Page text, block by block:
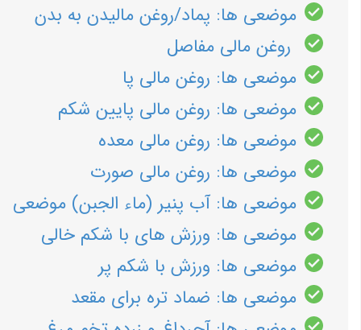
موضعی ها: پماد/روغن مالیدن به بدن
روغن مالی مفاصل
موضعی ها: روغن مالی پا
موضعی ها: روغن مالی پایین شکم
موضعی ها: روغن مالی معده
موضعی ها: روغن مالی صورت
موضعی ها: آب پنیر (ماء الجبن) موضعی
موضعی ها: ورزش های با شکم خالی
موضعی ها: ورزش با شکم پر
موضعی ها: ضماد تره برای مقعد